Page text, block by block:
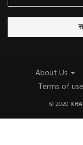
About Us
Terms of use
© 2020